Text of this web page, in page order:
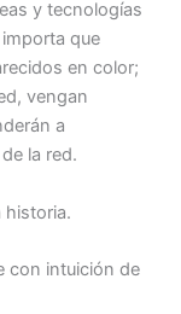
y tecnologías
que
en color;
vengan
a
la red.
historia.
con intuición de